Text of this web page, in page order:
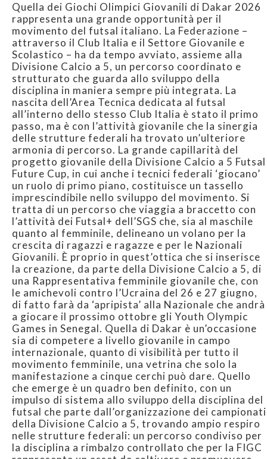
Quella dei Giochi Olimpici Giovanili di Dakar 2026
rappresenta una grande opportunità per il
movimento del futsal italiano. La Federazione –
attraverso il Club Italia e il Settore Giovanile e
Scolastico – ha da tempo avviato, assieme alla
Divisione Calcio a 5, un percorso coordinato e
strutturato che guarda allo sviluppo della
disciplina in maniera sempre più integrata. La
nascita dell’Area Tecnica dedicata al futsal
all’interno dello stesso Club Italia è stato il primo
passo, ma è con l’attività giovanile che la sinergia
delle strutture federali ha trovato un’ulteriore
armonia di percorso. La grande capillarità del
progetto giovanile della Divisione Calcio a 5 Futsal
Future Cup, in cui anche i tecnici federali ‘giocano’
un ruolo di primo piano, costituisce un tassello
imprescindibile nello sviluppo del movimento. Si
tratta di un percorso che viaggia a braccetto con
l’attività dei Futsal+ dell’SGS che, sia al maschile
quanto al femminile, delineano un volano per la
crescita di ragazzi e ragazze e per le Nazionali
Giovanili. È proprio in quest’ottica che si inserisce
la creazione, da parte della Divisione Calcio a 5, di
una Rappresentativa femminile giovanile che, con
le amichevoli contro l’Ucraina del 26 e 27 giugno,
di fatto farà da ‘apripista’ alla Nazionale che andrà
a giocare il prossimo ottobre gli Youth Olympic
Games in Senegal. Quella di Dakar è un’occasione
sia di competere a livello giovanile in campo
internazionale, quanto di visibilità per tutto il
movimento femminile, una vetrina che solo la
manifestazione a cinque cerchi può dare. Quello
che emerge è un quadro ben definito, con un
impulso di sistema allo sviluppo della disciplina del
futsal che parte dall’organizzazione dei campionati
della Divisione Calcio a 5, trovando ampio respiro
nelle strutture federali: un percorso condiviso per
la disciplina a rimbalzo controllato che per la FIGC